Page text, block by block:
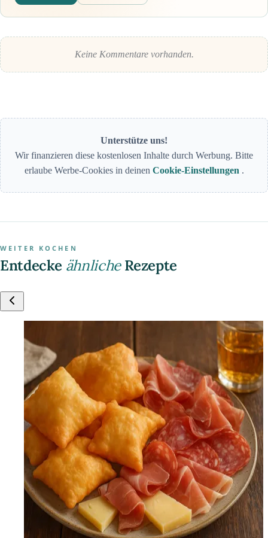
Keine Kommentare vorhanden.
Unterstütze uns!
Wir finanzieren diese kostenlosen Inhalte durch Werbung. Bitte
erlaube Werbe-Cookies in deinen Cookie-Einstellungen .
WEITER KOCHEN
Entdecke ähnlicheRezepte